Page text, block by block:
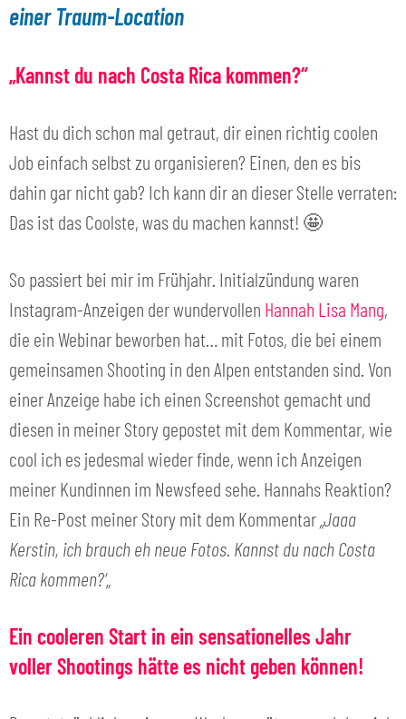
einer Traum-Location
„Kannst du nach Costa Rica kommen?“
Hast du dich schon mal getraut, dir einen richtig coolen
Job einfach selbst zu organisieren? Einen, den es bis
dahin gar nicht gab? Ich kann dir an dieser Stelle verraten:
Das ist das Coolste, was du machen kannst! 🤩
So passiert bei mir im Frühjahr. Initialzündung waren
Instagram-Anzeigen der wundervollen Hannah Lisa Mang,
die ein Webinar beworben hat… mit Fotos, die bei einem
gemeinsamen Shooting in den Alpen entstanden sind. Von
einer Anzeige habe ich einen Screenshot gemacht und
diesen in meiner Story gepostet mit dem Kommentar, wie
cool ich es jedesmal wieder finde, wenn ich Anzeigen
meiner Kundinnen im Newsfeed sehe. Hannahs Reaktion?
Ein Re-Post meiner Story mit dem Kommentar „Jaaa
Kerstin, ich brauch eh neue Fotos. Kannst du nach Costa
Rica kommen?‘„
Ein cooleren Start in ein sensationelles Jahr
voller Shootings hätte es nicht geben können!